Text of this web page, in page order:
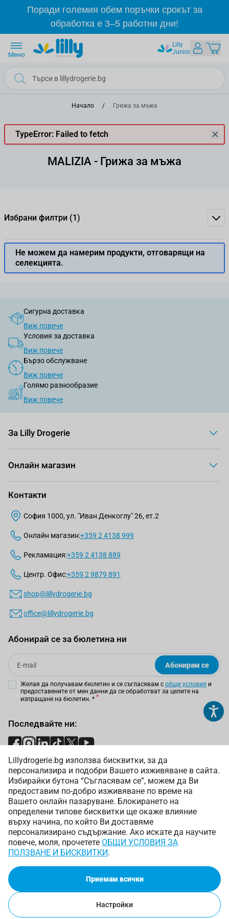
Lillydrogerie.bg използва бисквитки, за да
персонализира и подобри Вашето изживяване в сайта.
Избирайки бутона “Съгласявам се”, можем да Ви
предоставим по-добро изживяване по време на
Вашето онлайн пазаруване. Блокирането на
определени типове бисквитки ще окаже влияние
върху начина, по който Ви доставяме
персонализирано съдържание. Ако искате да научите
повече, моля, прочетете ОБЩИ УСЛОВИЯ ЗА
ПОЛЗВАНЕ И БИСКВИТКИ.
Приемам всички
Настройки
Прескачане към съдържанието
Поради големия обем поръчки срокът за
обработка е 3–5 работни дни!
Lilly
Junior
Меню
Начало / Грижа за мъжа
TypeError: Failed to fetch
MALIZIA - Грижа за мъжа
Избрани филтри (1)
Не можем да намерим продукти, отговарящи на
селекцията.
Сигурна доставка
Виж повече
Условия за доставка
Виж повече
Бързо обслужване
Виж повече
Голямо разнообразие
Виж повече
За Lilly Drogerie
Онлайн магазин
Контакти
София 1000, ул. "Иван Денкоглу" 26, ет.2
Онлайн магазин:+359 2 4138 999
Рекламация:+359 2 4138 889
Центр. Офис:+359 2 9879 891
shop@lillydrogerie.bg
office@lillydrogerie.bg
Абонирай се за бюлетина ни
Email
Абонирам се
Желая да получавам бюлетин и се съгласявам с общи условия и
предоставените от мен данни да се обработват за целите на
изпращане на бюлетин. *
Последвайте ни:
Начини на плащане:
Начини на доставка:
Copyright © 2025 Лили Дрогерие ЕООД. Всички права
запазени.
Онлайн магазин от